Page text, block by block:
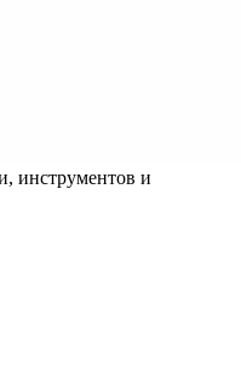
инструментов и